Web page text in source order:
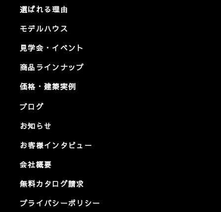
選ばれる理由
モデルハウス
見学会・イベント
商品ラインナップ
価格・建築実例
ブログ
お知らせ
お客様インタビュー
会社概要
無料カタログ請求
プライバシーポリシー